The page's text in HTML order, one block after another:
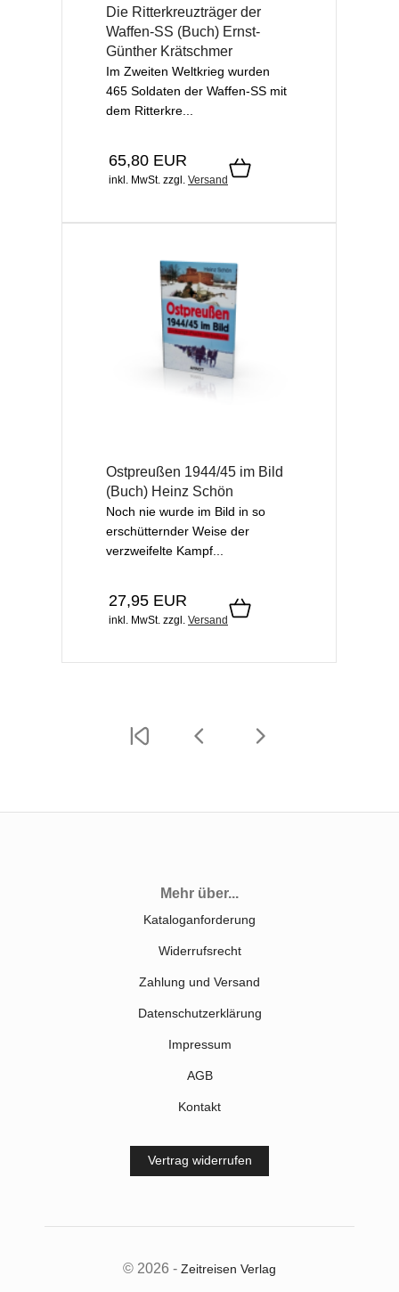
Die Ritterkreuzträger der
Waffen-SS (Buch) Ernst-
Günther Krätschmer
Im Zweiten Weltkrieg wurden
465 Soldaten der Waffen-SS mit
dem Ritterkre...
65,80 EUR
inkl. MwSt. zzgl. Versand
Ostpreußen 1944/45 im Bild
(Buch) Heinz Schön
Noch nie wurde im Bild in so
erschütternder Weise der
verzweifelte Kampf...
27,95 EUR
inkl. MwSt. zzgl. Versand
Mehr über...
Kataloganforderung
Widerrufsrecht
Zahlung und Versand
Datenschutzerklärung
Impressum
AGB
Kontakt
Vertrag widerrufen
© 2026 - Zeitreisen Verlag